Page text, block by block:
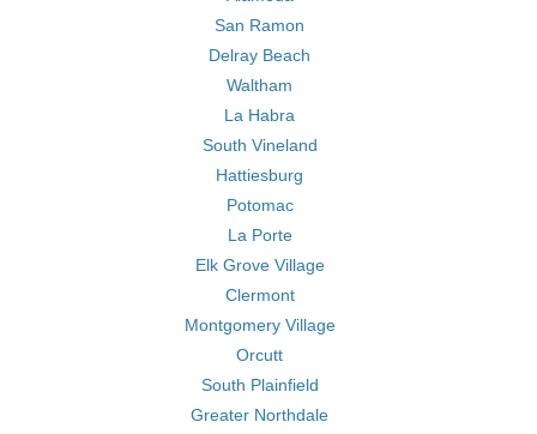
San Ramon
Delray Beach
Waltham
La Habra
South Vineland
Hattiesburg
Potomac
La Porte
Elk Grove Village
Clermont
Montgomery Village
Orcutt
South Plainfield
Greater Northdale